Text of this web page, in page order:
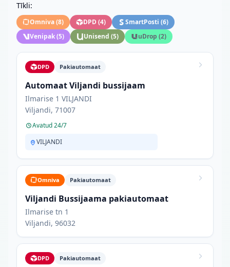
Tīkli:
Omniva(8) DPD(4) SmartPosti (6)
Venipak(5) Unisend (5) uDrop (2)
DPD Pakiautomaat
Automaat Viljandi bussijaam
Ilmarise 1 VILJANDI
Viljandi, 71007
Avatud 24/7
VILJANDI
Omniva Pakiautomaat
Viljandi Bussijaama pakiautomaat
Ilmarise tn 1
Viljandi, 96032
DPD Pakiautomaat